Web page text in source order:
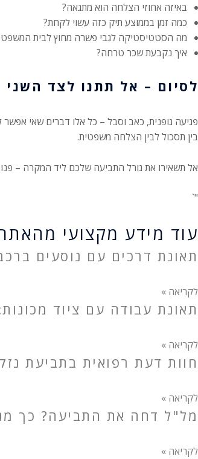
באיזה אחוזי הצלחה הוא מתגאה?
כמה זמן בממוצע תיק כזה עשוי לקחת?
מה הסטטיסטיקה לגבי פשרה מחוץ לבית
איך נקבעת שכר טרחה?
לסיום – אל תתנו לצד
פגיעה גופנית, כאב וסבל – כל אלו דברים שאי
בין תסכול לבין הצלחה משפטית.
אל תשאירו את גורל התביעה שלכם ליד המקרה – פנו
"`
עוד מידע מקצועי
תאונת דרכים עם נוסעים
לקריאה »
תאונת עבודה עם ציוד
לקריאה »
חוות דעת רפואית בתביעת
לקריאה »
מל"ל דחה את התביעה? כך
לקריאה »